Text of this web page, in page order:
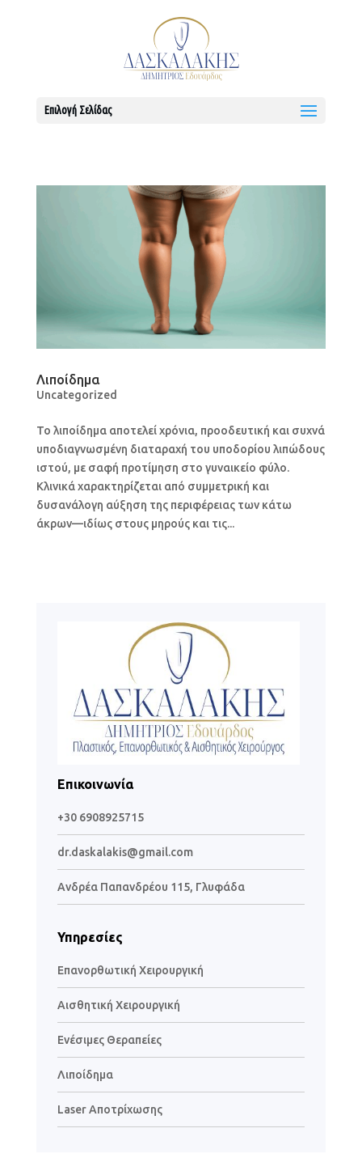
Επιλογή Σελίδας
Λιποίδημα
Uncategorized
Το λιποίδημα αποτελεί χρόνια, προοδευτική και συχνά
υποδιαγνωσμένη διαταραχή του υποδορίου λιπώδους
ιστού, με σαφή προτίμηση στο γυναικείο φύλο.
Κλινικά χαρακτηρίζεται από συμμετρική και
δυσανάλογη αύξηση της περιφέρειας των κάτω
άκρων—ιδίως στους μηρούς και τις...
Επικοινωνία
+30 6908925715
dr.daskalakis@gmail.com
Ανδρέα Παπανδρέου 115, Γλυφάδα
Υπηρεσίες
Επανορθωτική Χειρουργική
Αισθητική Χειρουργική
Ενέσιμες Θεραπείες
Λιποίδημα
Laser Αποτρίχωσης